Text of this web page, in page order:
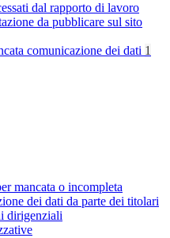
dal rapporto di lavoro
da pubblicare sul sito
comunicazione dei dati 1
mancata o incompleta
dei dati da parte dei titolari
dirigenziali